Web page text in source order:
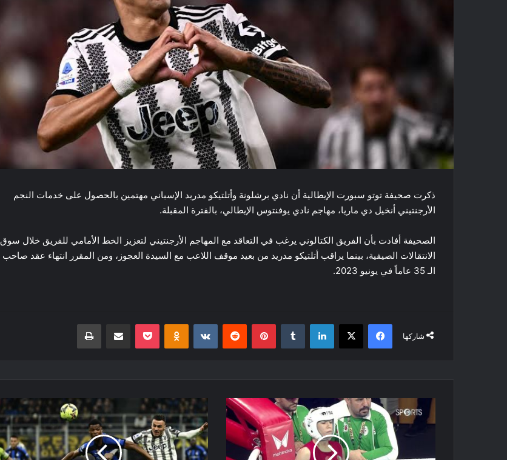
ذكرت صحيفة توتو سبورت الإيطالية أن نادي برشلونة وأتلتيكو مدريد الإسباني مهتمين بالحصول على خدمات النجم
الأرجنتيني أنخيل دي ماريا، مهاجم نادي يوفنتوس الإيطالي، بالفترة المقبلة.
الصحيفة أفادت بأن الفريق الكتالوني يرغب في التعاقد مع المهاجم الأرجنتيني لتعزيز الخط الأمامي للفريق خلال سوق
الانتقالات الصيفية، بينما يراقب أتلتيكو مدريد من بعيد موقف اللاعب مع السيدة العجوز، ومن المقرر انتهاء عقد صاحب
الـ 35 عاماً في يونيو 2023.
شاركها
فيسبوك ‫X لينكدإن بينتيريست Odnoklassniki
‫Pocket مشاركة عبر البريد طباعة
البطولة
العالمية
الكالتشيو
:
الديربي
يبتسم
لليوفي